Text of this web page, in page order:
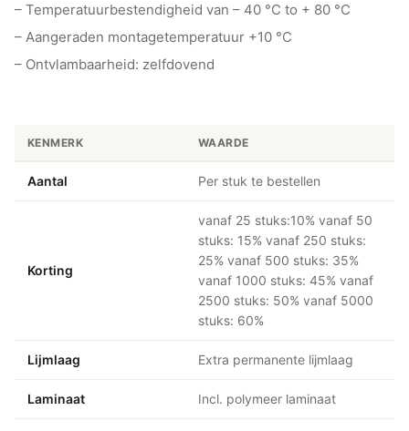
– Temperatuurbestendigheid van – 40 °C to + 80 °C
– Aangeraden montagetemperatuur +10 °C
– Ontvlambaarheid: zelfdovend
KENMERK WAARDE
Aantal Per stuk te bestellen
Korting
vanaf 25 stuks:10% vanaf 50
stuks: 15% vanaf 250 stuks:
25% vanaf 500 stuks: 35%
vanaf 1000 stuks: 45% vanaf
2500 stuks: 50% vanaf 5000
stuks: 60%
Lijmlaag Extra permanente lijmlaag
Laminaat Incl. polymeer laminaat